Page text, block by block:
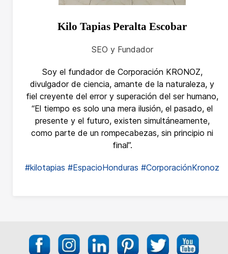
Kilo Tapias Peralta Escobar
SEO y Fundador
Soy el fundador de Corporación KRONOZ,
divulgador de ciencia, amante de la naturaleza, y
fiel creyente del error y superación del ser humano,
“El tiempo es solo una mera ilusión, el pasado, el
presente y el futuro, existen simultáneamente,
como parte de un rompecabezas, sin principio ni
final”.
#kilotapias #EspacioHonduras #CorporaciónKronoz